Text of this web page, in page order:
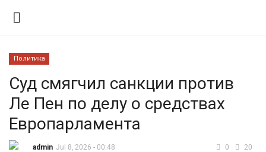
Контакты
Правила размещения
Политика
Суд смягчил санкции против
Ле Пен по делу о средствах
Европарламента
admin Jul 8, 2026 - 00:48 0 20